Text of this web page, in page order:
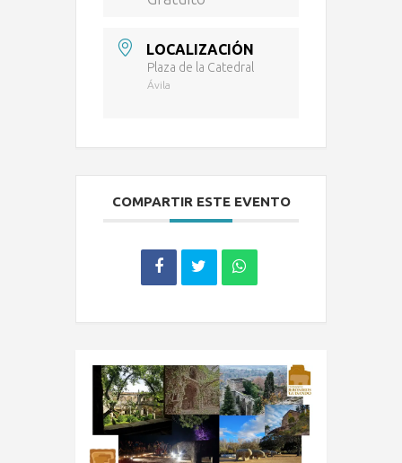
LOCALIZACIÓN
Plaza de la Catedral
Ávila
COMPARTIR ESTE EVENTO